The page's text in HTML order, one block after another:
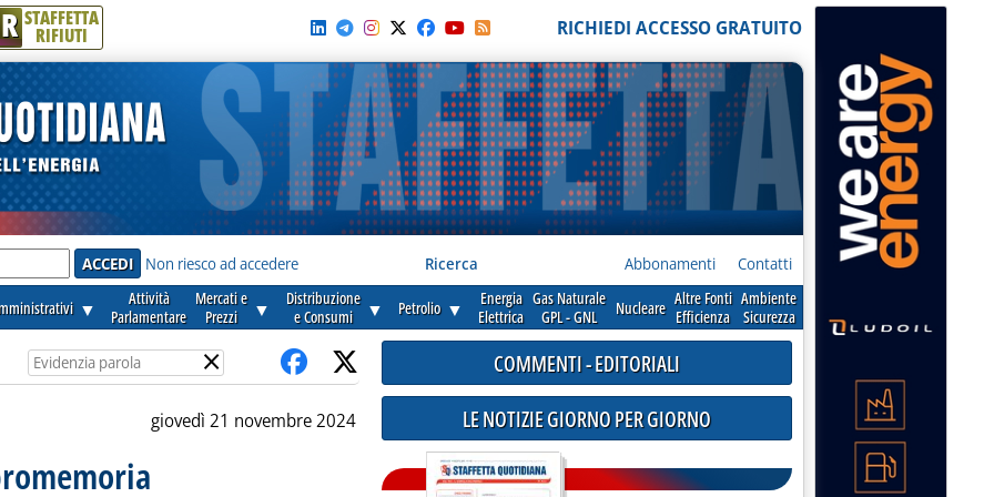
R STAFFETTA
RIFIUTI RICHIEDI ACCESSO GRATUITO
Non riesco ad accedere Ricerca Abbonamenti Contatti
▼
Attività
Parlamentare
Mercati e
Prezzi
▼
Distribuzione
e Consumi
▼ Petrolio ▼
Energia
Elettrica
Gas Naturale
GPL - GNL
Nucleare Altre Fonti
Efficienza
Ambiente
Sicurezza
×
giovedì 21 novembre 2024
COMMENTI - EDITORIALI
LE NOTIZIE GIORNO PER GIORNO